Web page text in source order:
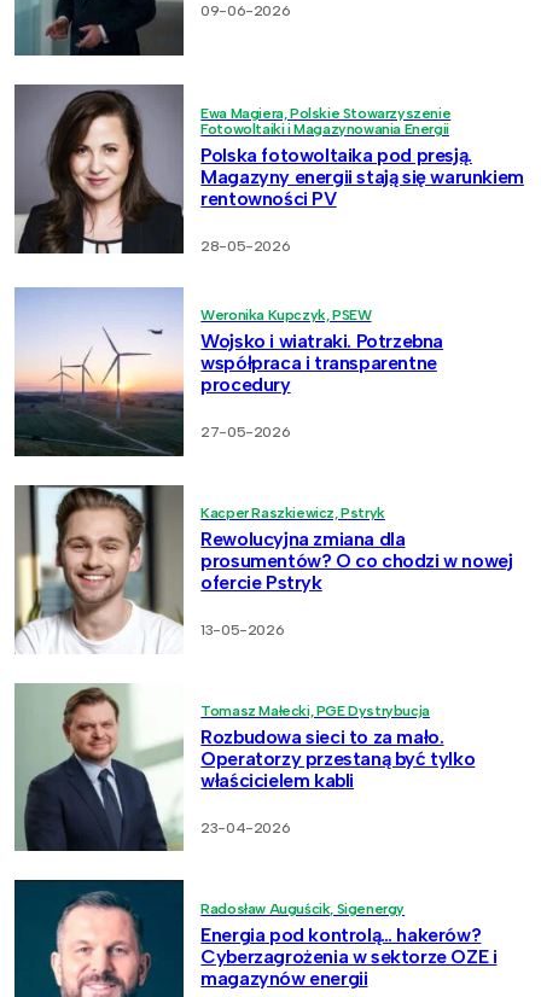
09-06-2026
Ewa Magiera, Polskie Stowarzyszenie
Fotowoltaiki i Magazynowania Energii
Polska fotowoltaika pod presją.
Magazyny energii stają się warunkiem
rentowności PV
28-05-2026
Weronika Kupczyk, PSEW
Wojsko i wiatraki. Potrzebna
współpraca i transparentne
procedury
27-05-2026
Kacper Raszkiewicz, Pstryk
Rewolucyjna zmiana dla
prosumentów? O co chodzi w nowej
ofercie Pstryk
13-05-2026
Tomasz Małecki, PGE Dystrybucja
Rozbudowa sieci to za mało.
Operatorzy przestaną być tylko
właścicielem kabli
23-04-2026
Radosław Auguścik, Sigenergy
Energia pod kontrolą… hakerów?
Cyberzagrożenia w sektorze OZE i
magazynów energii